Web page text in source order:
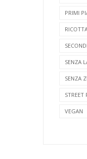
PRIMI
SECONDI
SENZA
SENZA
STREET
VEGAN